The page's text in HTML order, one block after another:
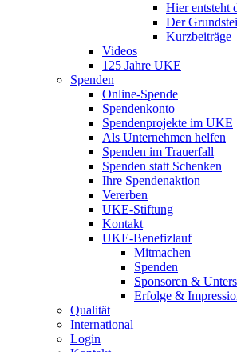
Hier entsteht
Der
Kurzbeiträge
Videos
125 Jahre UKE
Spenden
Online-Spende
Spendenkonto
Spendenprojekte im UKE
Als Unternehmen helfen
Spenden im Trauerfall
Spenden statt Schenken
Ihre Spendenaktion
Vererben
UKE-Stiftung
Kontakt
UKE-Benefizlauf
Mitmachen
Spenden
Sponsoren &
Erfolge &
Qualität
International
Login